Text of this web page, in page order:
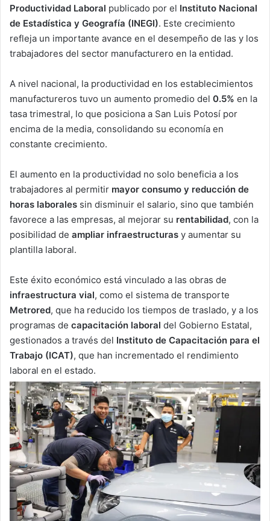
Productividad Laboral publicado por el Instituto Nacional
de Estadística y Geografía (INEGI). Este crecimiento
refleja un importante avance en el desempeño de las y los
trabajadores del sector manufacturero en la entidad.
A nivel nacional, la productividad en los establecimientos
manufactureros tuvo un aumento promedio del 0.5% en la
tasa trimestral, lo que posiciona a San Luis Potosí por
encima de la media, consolidando su economía en
constante crecimiento.
El aumento en la productividad no solo beneficia a los
trabajadores al permitir mayor consumo y reducción de
horas laborales sin disminuir el salario, sino que también
favorece a las empresas, al mejorar su rentabilidad, con la
posibilidad de ampliar infraestructuras y aumentar su
plantilla laboral.
Este éxito económico está vinculado a las obras de
infraestructura vial, como el sistema de transporte
Metrored, que ha reducido los tiempos de traslado, y a los
programas de capacitación laboral del Gobierno Estatal,
gestionados a través del Instituto de Capacitación para el
Trabajo (ICAT), que han incrementado el rendimiento
laboral en el estado.